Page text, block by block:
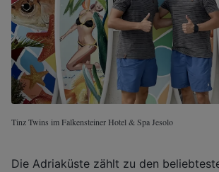
Tinz Twins im Falkensteiner Hotel & Spa Jesolo
Die Adriaküste zählt zu den